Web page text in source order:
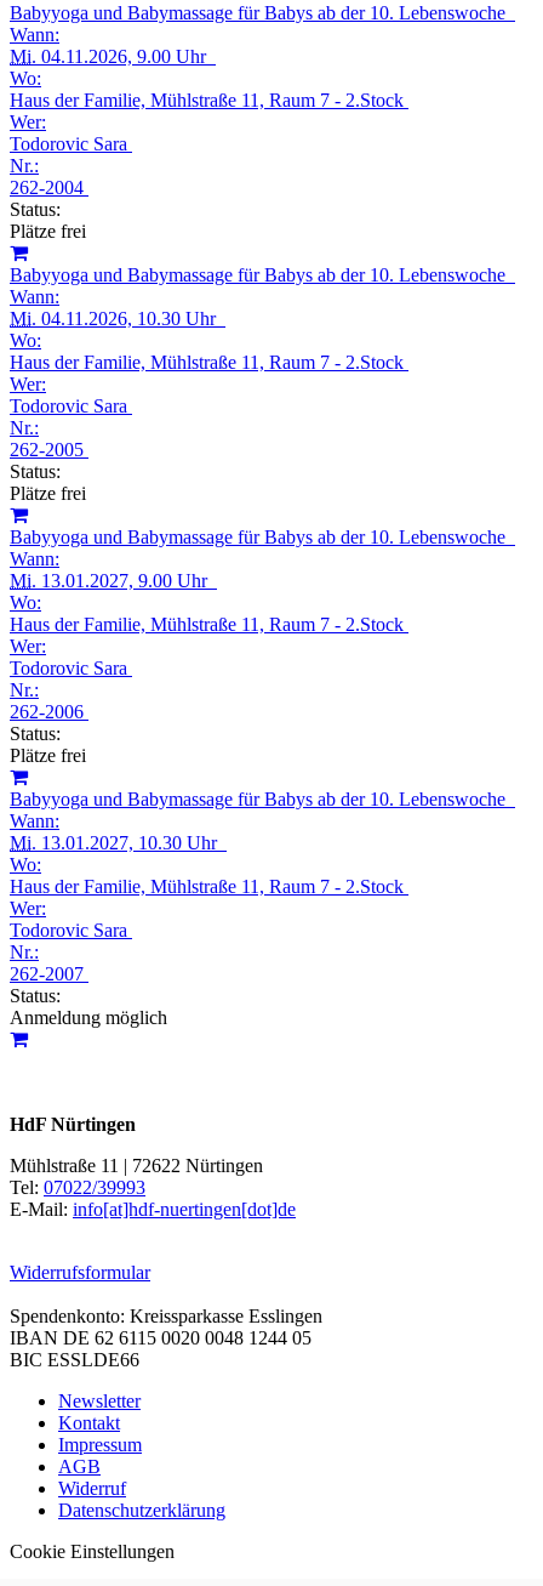
Babyyoga und Babymassage für Babys ab der 10. Lebenswoche
Wann:
Mi. 04.11.2026, 9.00 Uhr
Wo:
Haus der Familie, Mühlstraße 11, Raum 7 - 2.Stock
Wer:
Todorovic Sara
Nr.:
262-2004
Status:
Plätze frei
Babyyoga und Babymassage für Babys ab der 10. Lebenswoche
Wann:
Mi. 04.11.2026, 10.30 Uhr
Wo:
Haus der Familie, Mühlstraße 11, Raum 7 - 2.Stock
Wer:
Todorovic Sara
Nr.:
262-2005
Status:
Plätze frei
Babyyoga und Babymassage für Babys ab der 10. Lebenswoche
Wann:
Mi. 13.01.2027, 9.00 Uhr
Wo:
Haus der Familie, Mühlstraße 11, Raum 7 - 2.Stock
Wer:
Todorovic Sara
Nr.:
262-2006
Status:
Plätze frei
Babyyoga und Babymassage für Babys ab der 10. Lebenswoche
Wann:
Mi. 13.01.2027, 10.30 Uhr
Wo:
Haus der Familie, Mühlstraße 11, Raum 7 - 2.Stock
Wer:
Todorovic Sara
Nr.:
262-2007
Status:
Anmeldung möglich
HdF Nürtingen
Mühlstraße 11 | 72622 Nürtingen
Tel: 07022/39993
E-Mail: info[at]hdf-nuertingen[dot]de
Widerrufsformular
Spendenkonto: Kreissparkasse Esslingen
IBAN DE 62 6115 0020 0048 1244 05
BIC ESSLDE66
Newsletter
Kontakt
Impressum
AGB
Widerruf
Datenschutzerklärung
Cookie Einstellungen